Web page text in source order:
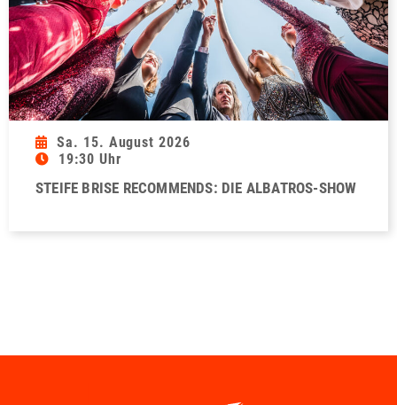
Sa. 15. August 2026
19:30 Uhr
STEIFE BRISE RECOMMENDS: DIE ALBATROS-SHOW